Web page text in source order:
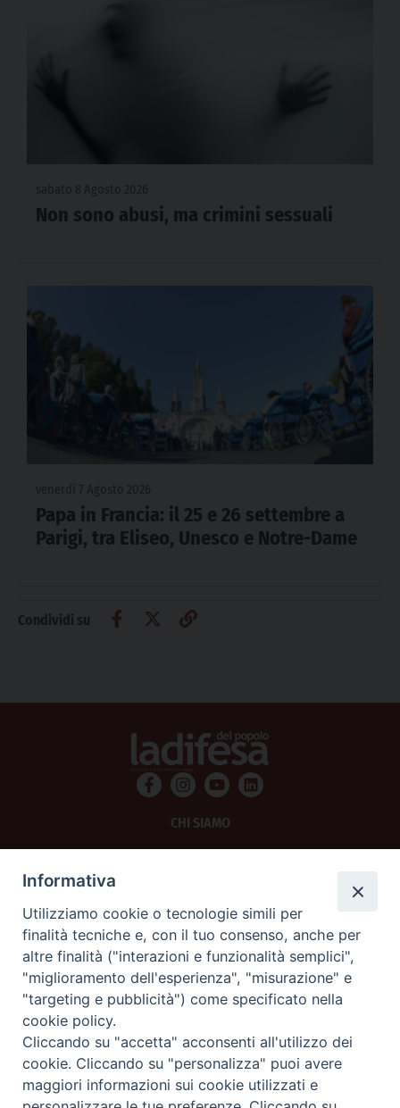
Non sono abusi, ma crimini sessuali
Papa in Francia: il 25 e 26 settembre a
Parigi, tra Eliseo, Unesco e Notre-Dame
Condividi su
CHI SIAMO
SCRIVICI
La Difesa srl - P.iva 05125420280
La Difesa del Popolo percepisce i contributi pubblici all'editoria.
La Difesa del Popolo, tramite la Fisc (Federazione Italiana Settimanali Cattolici)
ha aderito allo IAP (Istituto dell'Autodisciplina Pubblicitaria) accettando il Codice
di Autodisciplina della Comunicazione Commerciale.
La Difesa del Popolo è una testata registrata presso il Tribunale di Padova
decreto del 15 giugno 1950 al n. 37 del registro periodici.
Informativa
Utilizziamo cookie o tecnologie simili per
finalità tecniche e, con il tuo consenso, anche per
altre finalità ("interazioni e funzionalità semplici",
"miglioramento dell'esperienza", "misurazione" e
"targeting e pubblicità") come specificato nella
cookie policy.
Cliccando su "accetta" acconsenti all'utilizzo dei
cookie. Cliccando su "personalizza" puoi avere
maggiori informazioni sui cookie utilizzati e